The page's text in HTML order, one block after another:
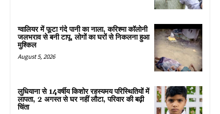
ग्वालियर में फूटा गंदे पानी का नाला, करिश्मा कॉलोनी
जलभराव से बनी टापू, लोगों का घरों से निकलना हुआ
मुश्किल
August 5, 2026
लुधियाना से 14वर्षीय किशोर रहस्यमय परिस्थितियों में
लापता, 2 अगस्त से घर नहीं लौटा, परिवार की बढ़ी
चिंता